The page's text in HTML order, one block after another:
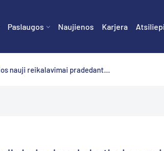
Paslaugos Naujienos Karjera
nauji reikalavimai pradedant...